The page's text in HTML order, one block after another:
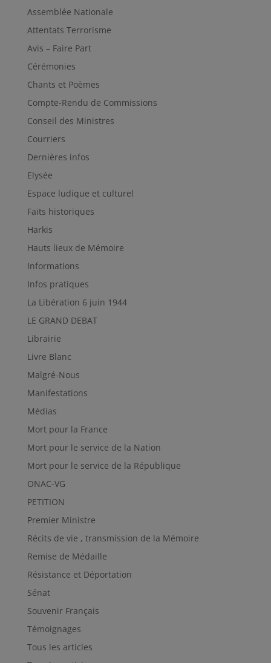
Assemblée Nationale
Attentats Terrorisme
Avis – Faire Part
Cérémonies
Chants et Poèmes
Compte-Rendu de Commissions
Conseil des Ministres
Courriers
Dernières infos
Elysée
Espace ludique et culturel
Faits historiques
Harkis
Hauts lieux de Mémoire
Informations
Infos pratiques
La Libération 6 juin 1944
LE GRAND DEBAT
Librairie
Livre Blanc
Malgré-Nous
Manifestations
Médias
Mort pour la France
Mort pour le service de la Nation
Mort pour le service de la République
ONAC-VG
PETITION
Premier Ministre
Récits de vie , transmission de la Mémoire
Remise de Médaille
Résistance et Déportation
Sénat
Souvenir Français
Témoignages
Tous les articles